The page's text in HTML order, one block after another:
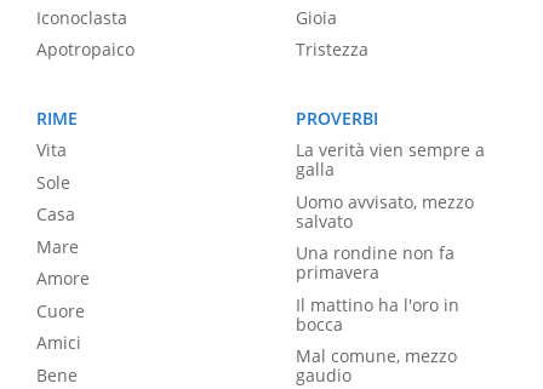
Iconoclasta
Apotropaico
Gioia
Tristezza
RIME
Vita
Sole
Casa
Mare
Amore
Cuore
Amici
Bene
PROVERBI
La verità vien sempre a
galla
Uomo avvisato, mezzo
salvato
Una rondine non fa
primavera
Il mattino ha l'oro in
bocca
Mal comune, mezzo
gaudio